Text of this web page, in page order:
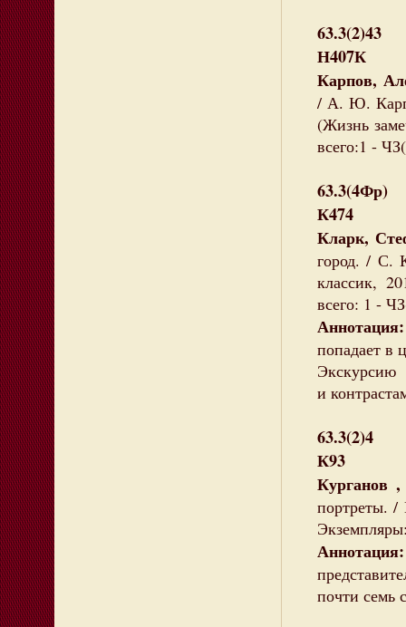
63.3(2)43
Н407К
Карпов,
/ А. Ю.
(Жизнь
всего:1 -
63.3(4Фр)
К474
Кларк,
город. / С.
классик,
всего: 1 -
Аннотация:
попадает
и
63.3(2)4
К93
Курганов
портреты.
почти семь